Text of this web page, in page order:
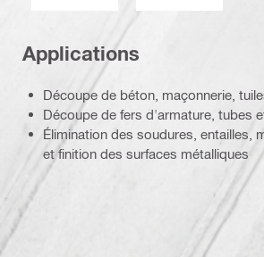
Applications
Découpe de béton, maçonnerie,
Découpe de fers d'armature, tubes
Élimination des soudures, entailles,
et finition des surfaces métalliques